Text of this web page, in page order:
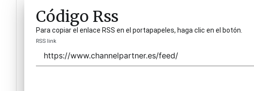
Código Rss
Para copiar el enlace RSS en el portapapeles, haga clic en el botón.
RSS link